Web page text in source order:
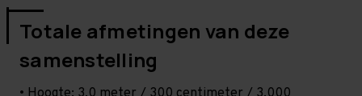
Totale afmetingen van deze
samenstelling